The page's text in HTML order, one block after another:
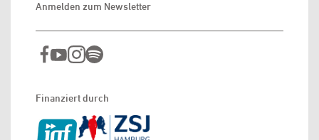
Anmelden zum Newsletter
Finanziert durch